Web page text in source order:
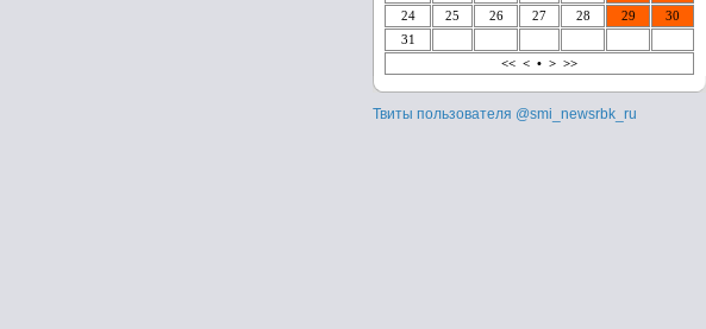
24
25 26 27 28 29
30
31
<< < • > >>
Твиты пользователя @smi_newsrbk_ru